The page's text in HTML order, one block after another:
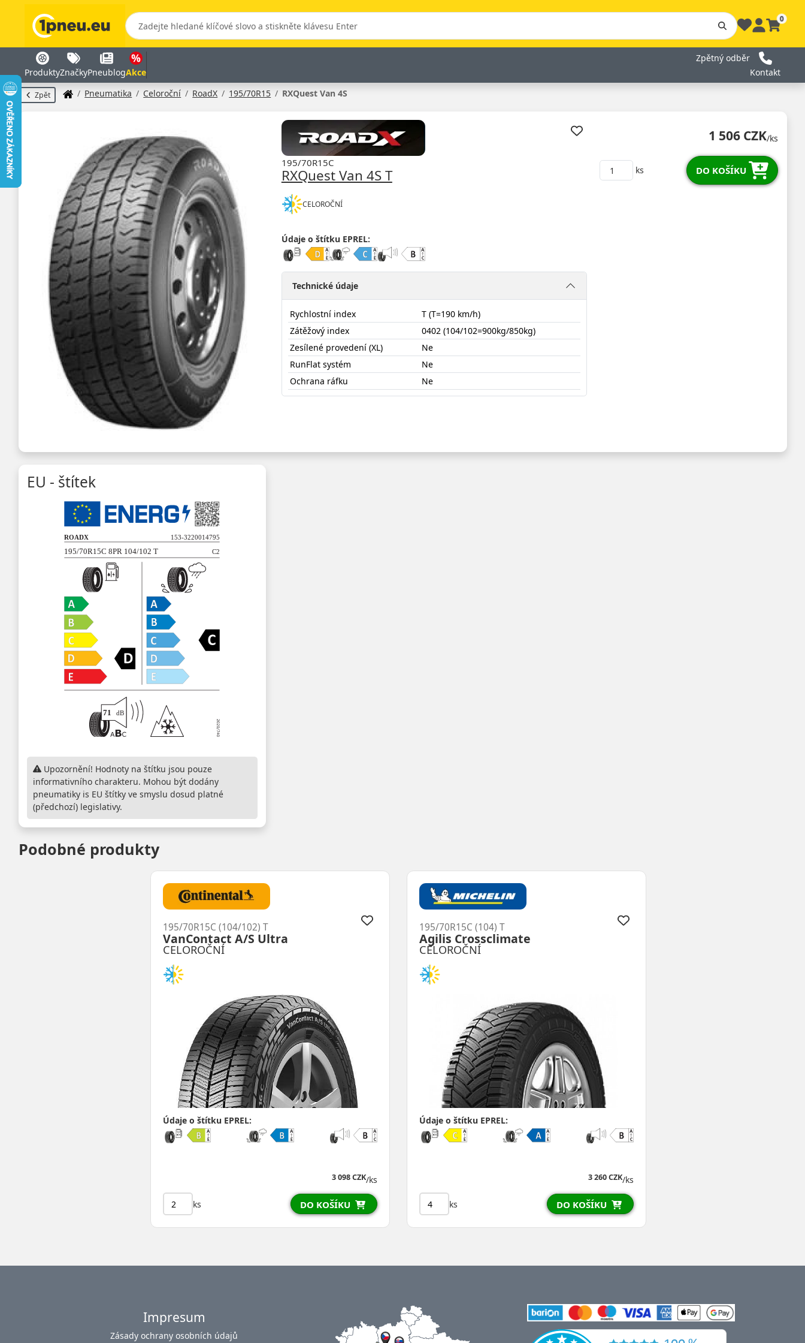
0
ProduktyZnačkyPneublogAkce
Zpětný odběr
Kontakt
Zpět Pneumatika Celoroční RoadX 195/70R15 RXQuest Van 4S
RXQuest Van 4S T
195/70R15C
CELOROČNÍ
Údaje o štítku EPREL:
Technické údaje
Rychlostní index
T (T=190 km/h)
Zátěžový index
0402 (104/102=900kg/850kg)
Zesílené provedení (XL)
Ne
RunFlat systém
Ne
Ochrana ráfku
Ne
1 506 CZK/ks
ks DO KOŠÍKU
EU - štítek
Upozornění! Hodnoty na štítku jsou pouze
informativního charakteru. Mohou být dodány
pneumatiky is EU štítky ve smyslu dosud platné
(předchozí) legislativy.
Podobné produkty
CELOROČNÍ
VanContact A/S Ultra
195/70R15C (104/102) T
Údaje o štítku EPREL:
3 098 CZK/ks
ks DO KOŠÍKU
CELOROČNÍ
Agilis Crossclimate
195/70R15C (104) T
Údaje o štítku EPREL:
3 260 CZK/ks
ks DO KOŠÍKU
Impresum
Zásady ochrany osobních údajů